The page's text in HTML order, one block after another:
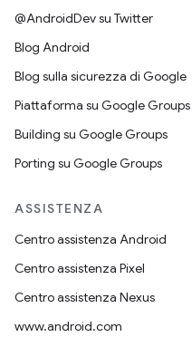
@AndroidDev su Twitter
Blog Android
Blog sulla sicurezza di Google
Piattaforma su Google Groups
Building su Google Groups
Porting su Google Groups
ASSISTENZA
Centro assistenza Android
Centro assistenza Pixel
Centro assistenza Nexus
www.android.com